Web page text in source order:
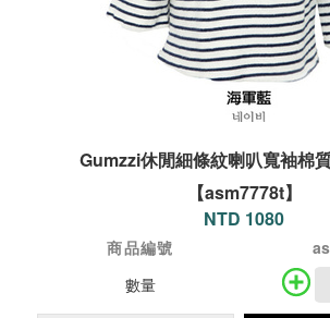
Gumzzi休閒細條紋喇叭寬袖棉
【asm7778t】
NTD 1080
商品編號
數量